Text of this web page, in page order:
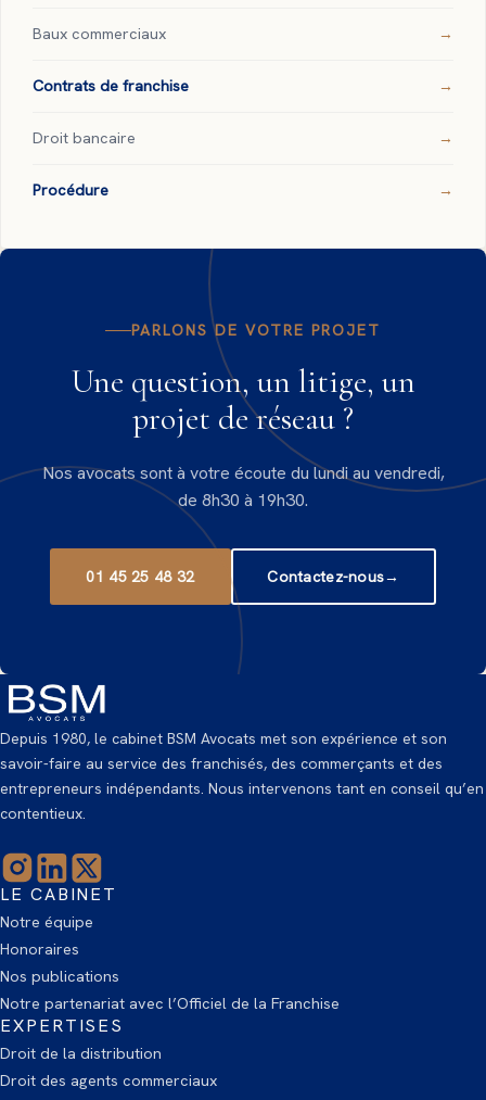
Baux commerciaux
Contrats de franchise
Droit bancaire
Procédure
PARLONS DE VOTRE PROJET
Une question, un litige, un
projet de réseau ?
Nos avocats sont à votre écoute du lundi au vendredi,
de 8h30 à 19h30.
01 45 25 48 32 Contactez-nous→
Depuis 1980, le cabinet BSM Avocats met son expérience et son
savoir-faire au service des franchisés, des commerçants et des
entrepreneurs indépendants. Nous intervenons tant en conseil qu’en
contentieux.
LE CABINET
Notre équipe
Honoraires
Nos publications
Notre partenariat avec l’Officiel de la Franchise
EXPERTISES
Droit de la distribution
Droit des agents commerciaux